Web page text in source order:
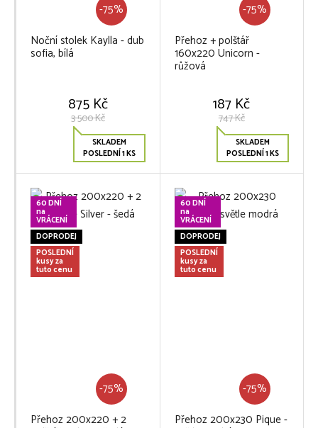
-75%
Noční stolek Kaylla - dub
sofia, bílá
875 Kč
3 500 Kč
SKLADEM
POSLEDNÍ 1 KS
-75%
Přehoz + polštář
160x220 Unicorn -
růžová
187 Kč
747 Kč
SKLADEM
POSLEDNÍ 1 KS
60 DNÍ
na
VRÁCENÍ
DOPRODEJ
POSLEDNÍ
kusy za
tuto cenu
-75%
Přehoz 200x220 + 2
60 DNÍ
na
VRÁCENÍ
DOPRODEJ
POSLEDNÍ
kusy za
tuto cenu
-75%
Přehoz 200x230 Pique -